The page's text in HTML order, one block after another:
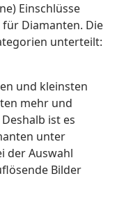
Einschlüsse
Diamanten. Die
unterteilt:
und kleinsten
mehr und
ist es
unter
der Auswahl
Bilder